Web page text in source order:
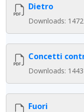
Dietro
Downloads:
Concetti
Downloads:
Fuori